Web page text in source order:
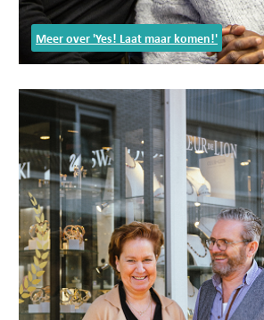
Meer over 'Yes! Laat maar komen!'